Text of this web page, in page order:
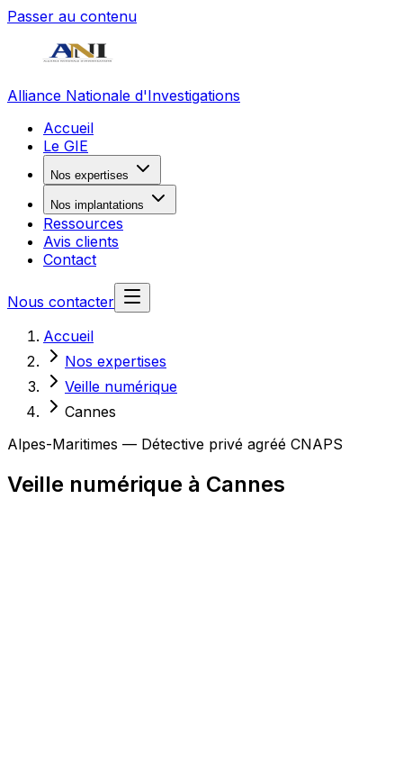
Passer au contenu
Alliance Nationale d'Investigations
Accueil
Le GIE
Nos expertises
Nos implantations
Ressources
Avis clients
Contact
Nous contacter
Accueil
Nos expertises
Veille numérique
Cannes
Alpes-Maritimes — Détective privé agréé CNAPS
Veille numérique à Cannes